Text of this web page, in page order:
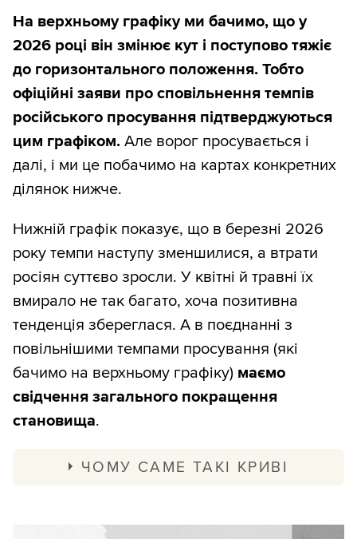
На верхньому графіку ми бачимо, що у
2026 році він змінює кут і поступово тяжіє
до горизонтального положення. Тобто
офіційні заяви про сповільнення темпів
російського просування підтверджуються
цим графіком. Але ворог просувається і
далі, і ми це побачимо на картах конкретних
ділянок нижче.
Нижній графік показує, що в березні 2026
року темпи наступу зменшилися, а втрати
росіян суттєво зросли. У квітні й травні їх
вмирало не так багато, хоча позитивна
тенденція збереглася. А в поєднанні з
повільнішими темпами просування (які
бачимо на верхньому графіку) маємо
свідчення загального покращення
становища.
ЧОМУ САМЕ ТАКІ КРИВІ
ворога регулярно протягом кількох